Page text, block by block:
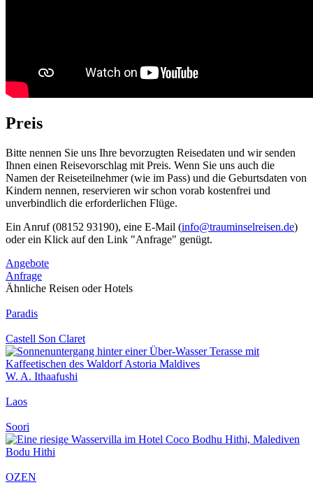
Preis
Bitte nennen Sie uns Ihre bevorzugten Reisedaten und wir senden
Ihnen einen Reisevorschlag mit Preis. Wenn Sie uns auch die
Namen der Reiseteilnehmer (wie im Pass) und die Geburtsdaten von
Kindern nennen, reservieren wir schon vorab kostenfrei und
unverbindlich die erforderlichen Flüge.
Ein Anruf (08152 93190), eine E-Mail (info@trauminselreisen.de)
oder ein Klick auf den Link "Anfrage" genügt.
Angebote
Anfrage
Ähnliche Reisen oder Hotels
Paradis
Castell Son Claret
W. A. Ithaafushi
Laos
Soori
Bodu Hithi
OZEN